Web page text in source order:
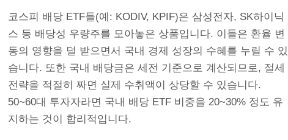
코스피 배당 ETF들(예: KODIV, KPIF)은 삼성전자, SK하이닉
스 등 배당성 우량주를 모아놓은 상품입니다. 이들은 환율 변
동의 영향을 덜 받으면서 국내 경제 성장의 수혜를 누릴 수 있
습니다. 또한 국내 배당금은 세전 기준으로 계산되므로, 절세
전략을 적절히 짜면 실제 수취액이 상당할 수 있습니다.
50~60대 투자자라면 국내 배당 ETF 비중을 20~30% 정도 유
지하는 것이 합리적입니다.